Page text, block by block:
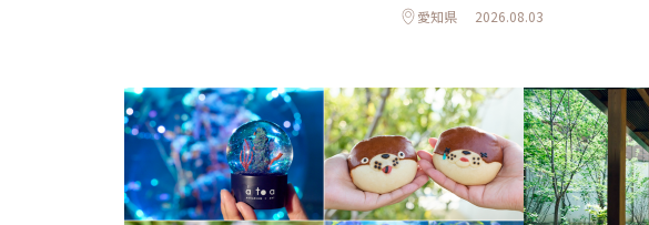
愛知県 2026.08.03